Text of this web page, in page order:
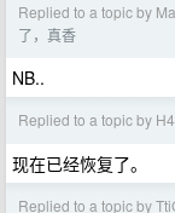
Replied to a topic by
了，真香
NB..
Replied to a topic by
现在已经恢复了。
Replied to a topic by